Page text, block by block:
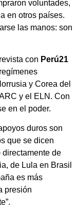
voluntades,
en otros países.
las manos: son
con Perú21
y Corea del
y el ELN. Con
en el poder.
duros son
que se dicen
de
de Lula en Brasil
es más
presión